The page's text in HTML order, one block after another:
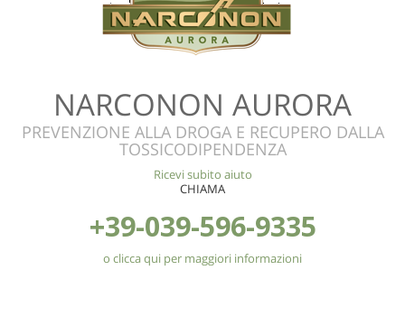
NARCONON AURORA
PREVENZIONE ALLA DROGA E RECUPERO DALLA
TOSSICODIPENDENZA
Ricevi subito aiuto
CHIAMA
+39-039-596-9335
o clicca qui per maggiori informazioni